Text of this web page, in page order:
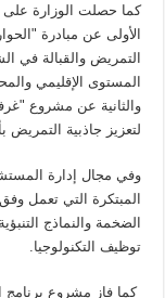
كما حصلت الوزارة على
الأولى عن مبادرة
التمريض والقبالة
المستوى الإقليمي
والثانية عن مشروع
لتعزيز جاذبية
المبتكرة التي تعمل
الضخمة والنماذج
توظيف التكنولوجيا.
كما فاز مشروع